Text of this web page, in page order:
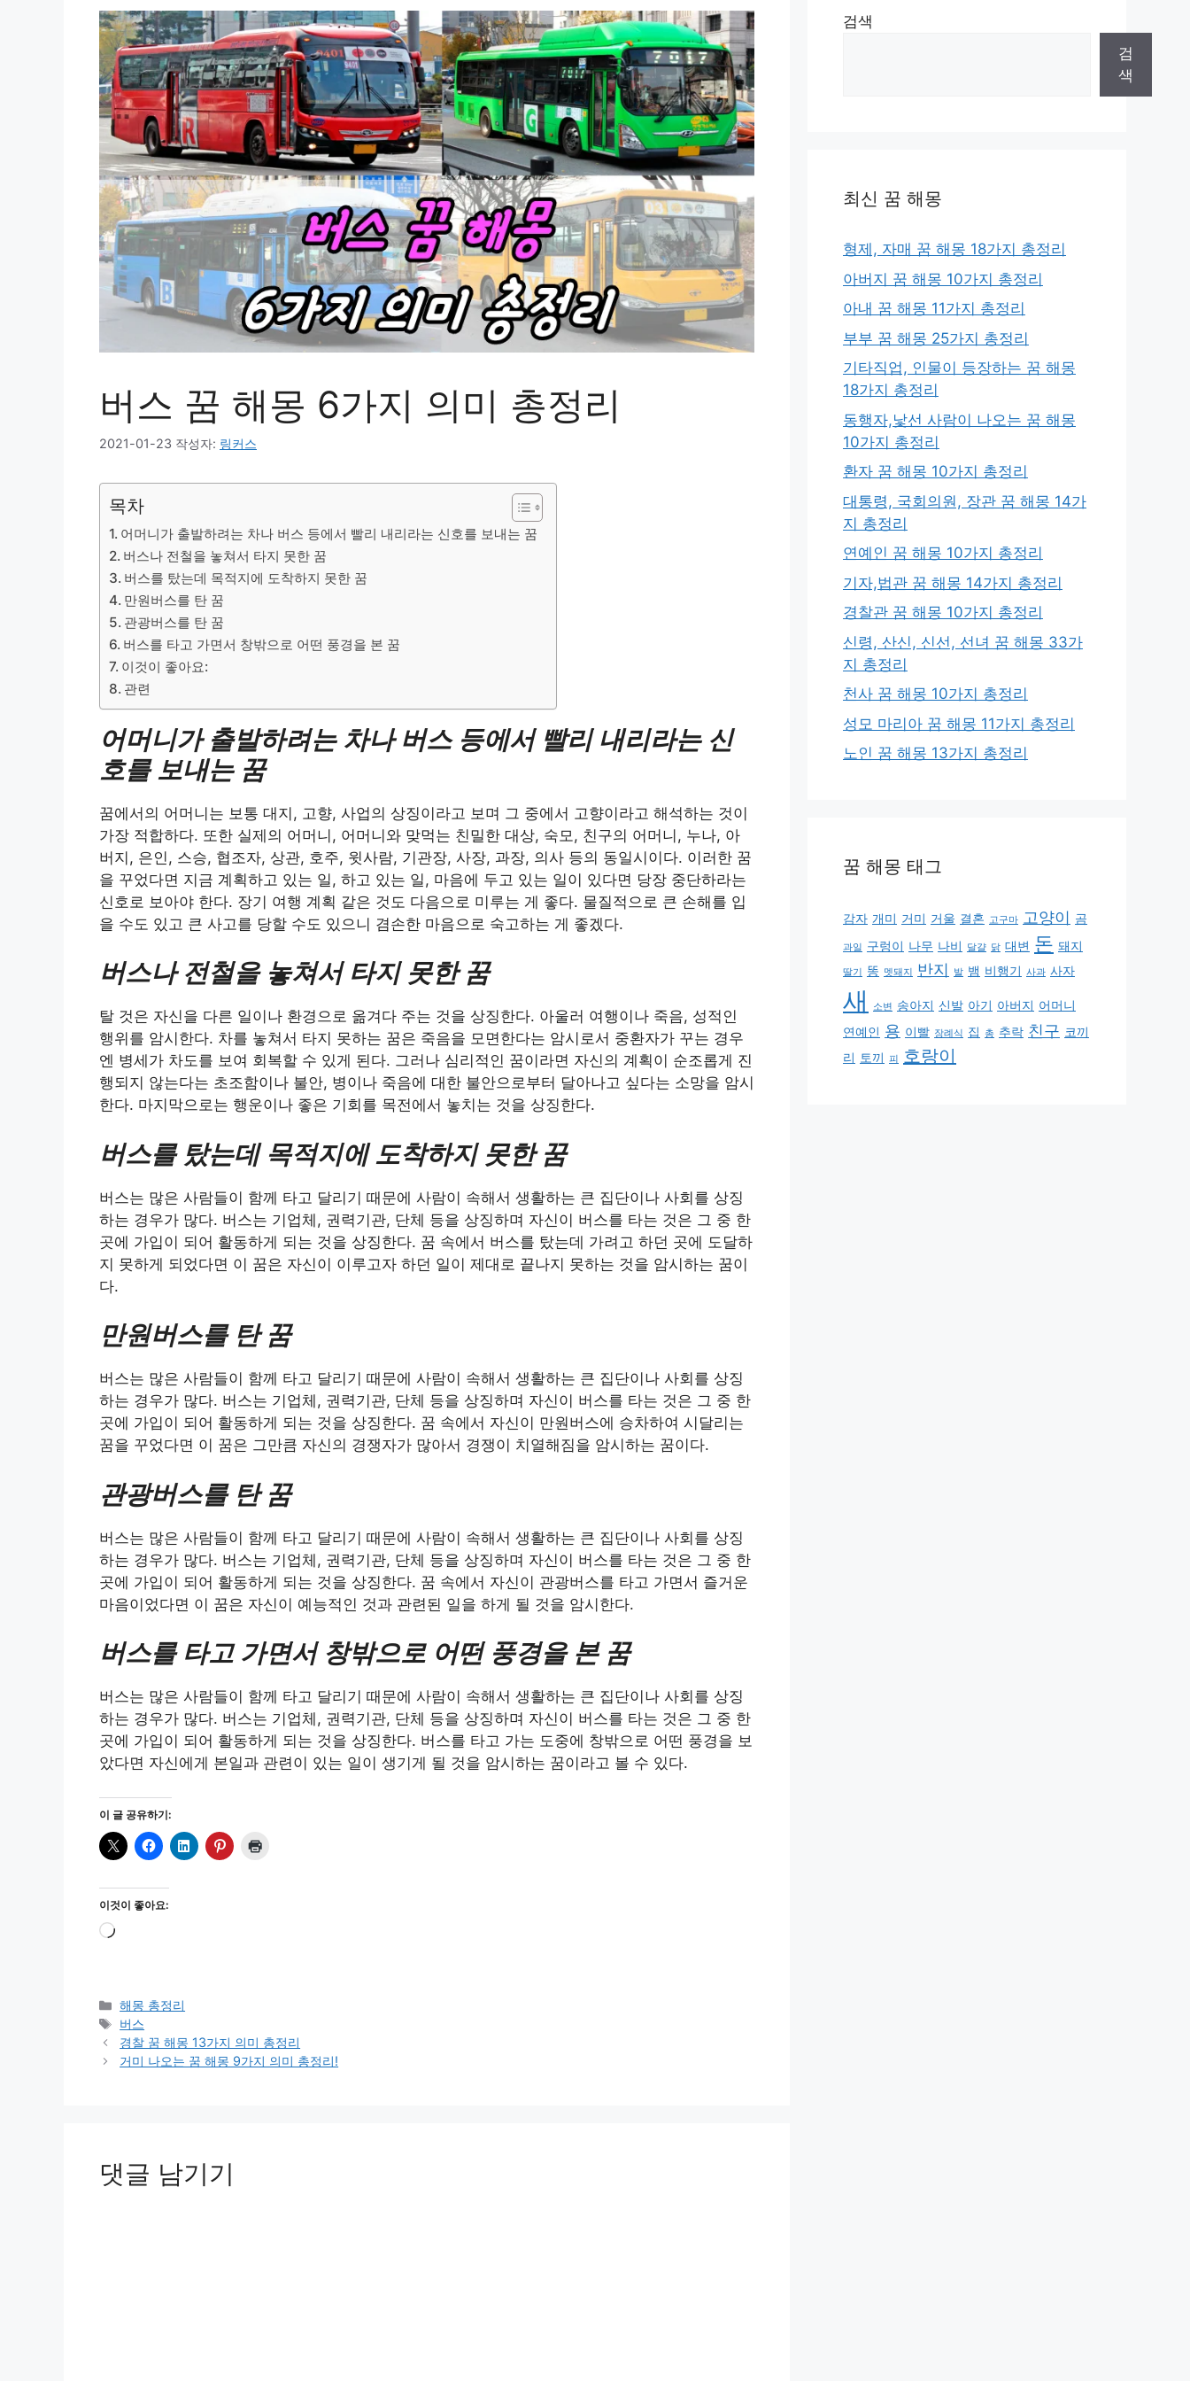
버스 꿈 해몽 6가지 의미 총정리
2021-01-23 작성자: 링커스
목차
어머니가 출발하려는 차나 버스 등에서 빨리 내리라는 신호를 보내는 꿈
버스나 전철을 놓쳐서 타지 못한 꿈
버스를 탔는데 목적지에 도착하지 못한 꿈
만원버스를 탄 꿈
관광버스를 탄 꿈
버스를 타고 가면서 창밖으로 어떤 풍경을 본 꿈
이것이 좋아요:
관련
어머니가 출발하려는 차나 버스 등에서 빨리 내리라는 신
호를 보내는 꿈
꿈에서의 어머니는 보통 대지, 고향, 사업의 상징이라고 보며 그 중에서 고향이라고 해석하는 것이
가장 적합하다. 또한 실제의 어머니, 어머니와 맞먹는 친밀한 대상, 숙모, 친구의 어머니, 누나, 아
버지, 은인, 스승, 협조자, 상관, 호주, 윗사람, 기관장, 사장, 과장, 의사 등의 동일시이다. 이러한 꿈
을 꾸었다면 지금 계획하고 있는 일, 하고 있는 일, 마음에 두고 있는 일이 있다면 당장 중단하라는
신호로 보아야 한다. 장기 여행 계획 같은 것도 다음으로 미루는 게 좋다. 물질적으로 큰 손해를 입
을 수도 있고 큰 사고를 당할 수도 있으니 겸손한 마음으로 숙고하는 게 좋겠다.
버스나 전철을 놓쳐서 타지 못한 꿈
탈 것은 자신을 다른 일이나 환경으로 옮겨다 주는 것을 상징한다. 아울러 여행이나 죽음, 성적인
행위를 암시한다. 차를 놓쳐서 타지 못하는 꿈은 죽음을 모면한다는 암시로서 중환자가 꾸는 경우
엔 병세가 차도를 보여 회복할 수 있게 된다. 그러나 심리적인 꿈이라면 자신의 계획이 순조롭게 진
행되지 않는다는 초조함이나 불안, 병이나 죽음에 대한 불안으로부터 달아나고 싶다는 소망을 암시
한다. 마지막으로는 행운이나 좋은 기회를 목전에서 놓치는 것을 상징한다.
버스를 탔는데 목적지에 도착하지 못한 꿈
버스는 많은 사람들이 함께 타고 달리기 때문에 사람이 속해서 생활하는 큰 집단이나 사회를 상징
하는 경우가 많다. 버스는 기업체, 권력기관, 단체 등을 상징하며 자신이 버스를 타는 것은 그 중 한
곳에 가입이 되어 활동하게 되는 것을 상징한다. 꿈 속에서 버스를 탔는데 가려고 하던 곳에 도달하
지 못하게 되었다면 이 꿈은 자신이 이루고자 하던 일이 제대로 끝나지 못하는 것을 암시하는 꿈이
다.
만원버스를 탄 꿈
버스는 많은 사람들이 함께 타고 달리기 때문에 사람이 속해서 생활하는 큰 집단이나 사회를 상징
하는 경우가 많다. 버스는 기업체, 권력기관, 단체 등을 상징하며 자신이 버스를 타는 것은 그 중 한
곳에 가입이 되어 활동하게 되는 것을 상징한다. 꿈 속에서 자신이 만원버스에 승차하여 시달리는
꿈을 꾸었다면 이 꿈은 그만큼 자신의 경쟁자가 많아서 경쟁이 치열해짐을 암시하는 꿈이다.
관광버스를 탄 꿈
버스는 많은 사람들이 함께 타고 달리기 때문에 사람이 속해서 생활하는 큰 집단이나 사회를 상징
하는 경우가 많다. 버스는 기업체, 권력기관, 단체 등을 상징하며 자신이 버스를 타는 것은 그 중 한
곳에 가입이 되어 활동하게 되는 것을 상징한다. 꿈 속에서 자신이 관광버스를 타고 가면서 즐거운
마음이었다면 이 꿈은 자신이 예능적인 것과 관련된 일을 하게 될 것을 암시한다.
버스를 타고 가면서 창밖으로 어떤 풍경을 본 꿈
버스는 많은 사람들이 함께 타고 달리기 때문에 사람이 속해서 생활하는 큰 집단이나 사회를 상징
하는 경우가 많다. 버스는 기업체, 권력기관, 단체 등을 상징하며 자신이 버스를 타는 것은 그 중 한
곳에 가입이 되어 활동하게 되는 것을 상징한다. 버스를 타고 가는 도중에 창밖으로 어떤 풍경을 보
았다면 자신에게 본일과 관련이 있는 일이 생기게 될 것을 암시하는 꿈이라고 볼 수 있다.
이 글 공유하기:
이것이 좋아요:
로
카
테
고
리
해몽 총정리
태
그
버스
경찰 꿈 해몽 13가지 의미 총정리
거미 나오는 꿈 해몽 9가지 의미 총정리!
댓글 남기기
검색
검
색
최신 꿈 해몽
형제, 자매 꿈 해몽 18가지 총정리
아버지 꿈 해몽 10가지 총정리
아내 꿈 해몽 11가지 총정리
부부 꿈 해몽 25가지 총정리
기타직업, 인물이 등장하는 꿈 해몽
18가지 총정리
동행자,낯선 사람이 나오는 꿈 해몽
10가지 총정리
환자 꿈 해몽 10가지 총정리
대통령, 국회의원, 장관 꿈 해몽 14가
지 총정리
연예인 꿈 해몽 10가지 총정리
기자,법관 꿈 해몽 14가지 총정리
경찰관 꿈 해몽 10가지 총정리
신령, 산신, 신선, 선녀 꿈 해몽 33가
지 총정리
천사 꿈 해몽 10가지 총정리
성모 마리아 꿈 해몽 11가지 총정리
노인 꿈 해몽 13가지 총정리
꿈 해몽 태그
감자 개미 거미 거울 결혼 고구마 고양이 곰
과일 구렁이 나무 나비 달걀 닭 대변 돈 돼지
딸기 똥 멧돼지 반지 발 뱀 비행기 사과 사자
새 소변 송아지 신발 아기 아버지 어머니
연예인 용 이빨 장례식 집 총 추락 친구 코끼
리 토끼 피 호랑이